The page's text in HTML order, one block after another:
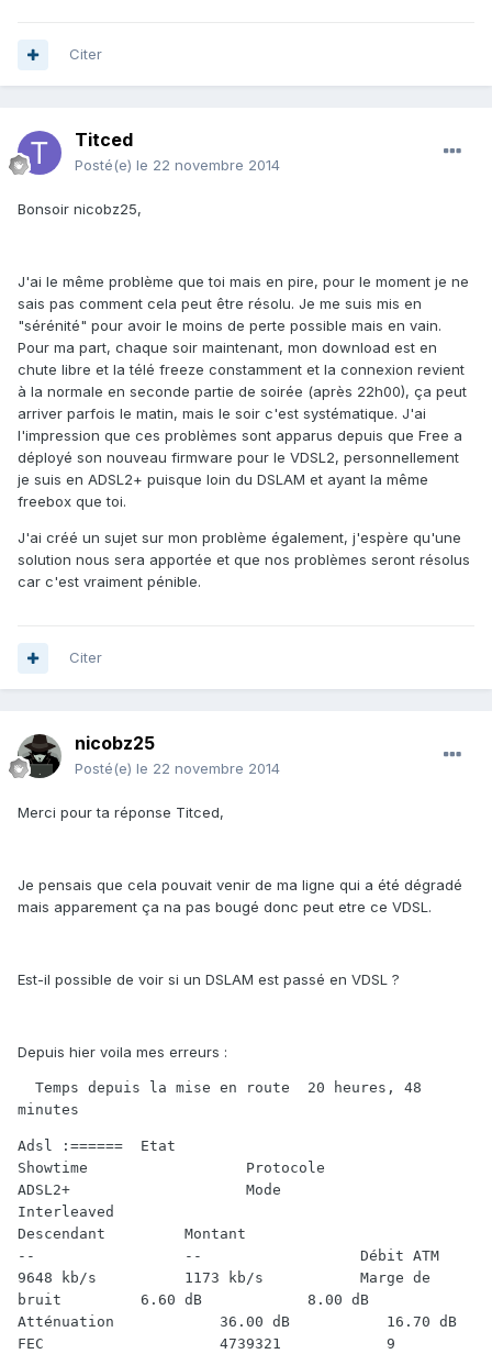
Citer
Titced
Posté(e) le 22 novembre 2014
Bonsoir nicobz25,
J'ai le même problème que toi mais en pire, pour le moment je ne
sais pas comment cela peut être résolu. Je me suis mis en
"sérénité" pour avoir le moins de perte possible mais en vain.
Pour ma part, chaque soir maintenant, mon download est en
chute libre et la télé freeze constamment et la connexion revient
à la normale en seconde partie de soirée (après 22h00), ça peut
arriver parfois le matin, mais le soir c'est systématique. J'ai
l'impression que ces problèmes sont apparus depuis que Free a
déployé son nouveau firmware pour le VDSL2, personnellement
je suis en ADSL2+ puisque loin du DSLAM et ayant la même
freebox que toi.
J'ai créé un sujet sur mon problème également, j'espère qu'une
solution nous sera apportée et que nos problèmes seront résolus
car c'est vraiment pénible.
Citer
nicobz25
Posté(e) le 22 novembre 2014
Merci pour ta réponse Titced,
Je pensais que cela pouvait venir de ma ligne qui a été dégradé
mais apparement ça na pas bougé donc peut etre ce VDSL.
Est-il possible de voir si un DSLAM est passé en VDSL ?
Depuis hier voila mes erreurs :
minutes
Adsl :======  Etat
Showtime                  Protocole
ADSL2+                    Mode
Interleaved
Descendant         Montant
--                 --                  Débit ATM
9648 kb/s          1173 kb/s           Marge de
bruit         6.60 dB            8.00 dB
Atténuation            36.00 dB           16.70 dB
FEC                    4739321            9